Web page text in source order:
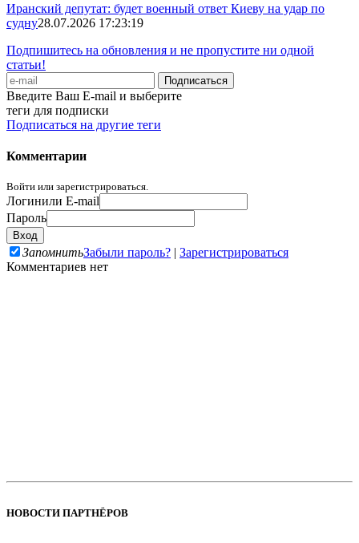
Иранский депутат: будет военный ответ Киеву на удар по
судну28.07.2026 17:23:19
Подпишитесь на обновления и не пропустите ни одной
статьи!
Введите Ваш E-mail и выберите
теги для подписки
Подписаться на другие теги
Комментарии
Войти или зарегистрироваться.
Логинили E-mail
Пароль
ЗапомнитьЗабыли пароль? | Зарегистрироваться
Комментариев нет
НОВОСТИ ПАРТНЁРОВ